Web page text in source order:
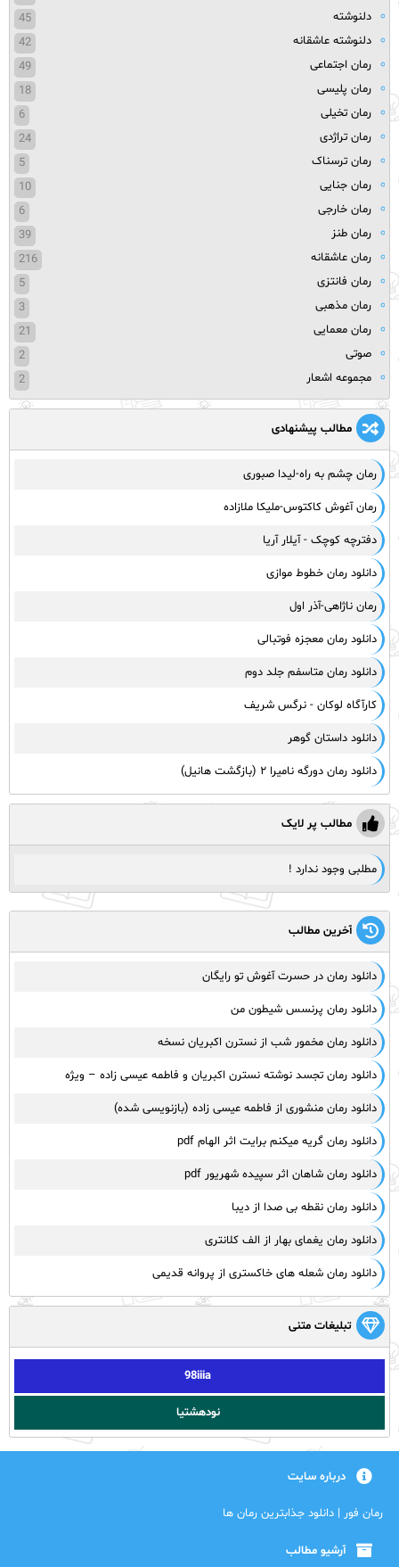
دلنوشته
45
دلنوشته عاشقانه
42
رمان اجتماعی
49
رمان پلیسی
18
رمان تخیلی
6
رمان تراژدی
24
رمان ترسناک
5
رمان جنایی
10
رمان خارجی
6
رمان طنز
39
رمان عاشقانه
216
رمان فانتزی
5
رمان مذهبی
3
رمان معمایی
21
صوتی
2
مجموعه اشعار
2
مطالب پیشنهادی
رمان چشم به راه-لیدا صبوری
رمان آغوش کاکتوس-ملیکا ملازاده
دفترچه کوچک - آیلار آریا
دانلود رمان خطوط موازی
رمان ناژاهی-آذر اول
دانلود رمان معجزه فوتبالی
دانلود رمان متاسفم جلد دوم
کارآگاه لوکان - نرگس شریف
دانلود داستان گوهر
دانلود رمان دورگه نامیرا ۲ (بازگشت هانیل)
مطالب پر لایک
مطلبی وجود ندارد !
آخرین مطالب
دانلود رمان در حسرت آغوش تو رایگان
دانلود رمان پرنسس شیطون من
دانلود رمان مخمور شب از نسترن اکبریان نسخه
دانلود رمان تجسد نوشته نسترن اکبریان و فاطمه عیسی زاده – ویژه
دانلود رمان منشوری از فاطمه عیسی زاده (بازنویسی شده)
دانلود رمان گریه میکنم برایت اثر الهام pdf
دانلود رمان شاهان اثر سپیده شهریور pdf
دانلود رمان نقطه بی صدا از دیبا
دانلود رمان یغمای بهار از الف کلانتری
دانلود رمان شعله های خاکستری از پروانه قدیمی
تبلیغات متنی
98iiia
نودهشتیا
درباره سایت
رمان فور | دانلود جذابترین رمان ها
آرشیو مطالب